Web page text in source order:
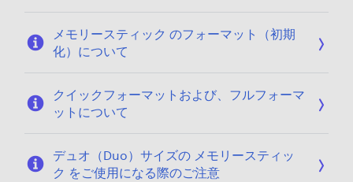
メモリースティック のフォーマット（初期
化）について
クイックフォーマットおよび、フルフォーマ
ットについて
デュオ（Duo）サイズの メモリースティッ
ク をご使用になる際のご注意